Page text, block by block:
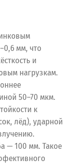
мм, что
и
нагрузкам.
50–70 мкм.
к
лёд), ударной
— 100 мм. Такое